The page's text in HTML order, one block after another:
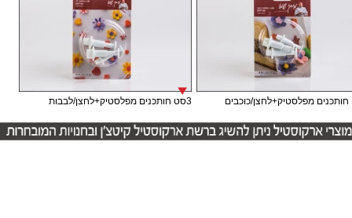
3סט חותכנים מפלסטיק+לחצן/לבבות